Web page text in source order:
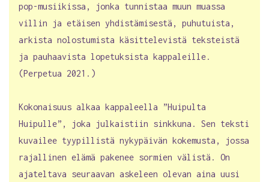
pop-musiikissa, jonka tunnistaa muun muassa
villin ja etäisen yhdistämisestä, puhutuista,
arkista nolostumista käsittelevistä teksteistä
ja pauhaavista lopetuksista kappaleille.
(Perpetua 2021.)
Kokonaisuus alkaa kappaleella ”Huipulta
Huipulle”, joka julkaistiin sinkkuna. Sen teksti
kuvailee tyypillistä nykypäivän kokemusta, jossa
rajallinen elämä pakenee sormien välistä. On
ajateltava seuraavan askeleen olevan aina uusi